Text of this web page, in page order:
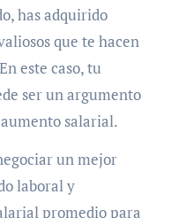
has adquirido
que te hacen
este caso, tu
ser un argumento
salarial.
un mejor
laboral y
promedio para